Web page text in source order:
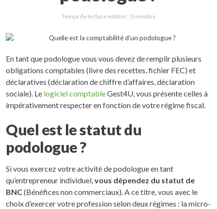
Temps de lecture estimé : 3 minutes
En tant que podologue vous vous devez de remplir plusieurs
obligations comptables (livre des recettes, fichier FEC) et
déclaratives (déclaration de chiffre d’affaires, déclaration
sociale). Le logiciel comptableGest4U, vous présente celles à
impérativement respecter en fonction de votre régime fiscal.
Quel est le statut du
podologue ?
Si vous exercez votre activité de podologue en tant
qu’entrepreneur individuel,vous dépendez du statut de
BNC(Bénéfices non commerciaux). A ce titre, vous avec le
choix d’exercer votre profession selon deux régimes : la micro-